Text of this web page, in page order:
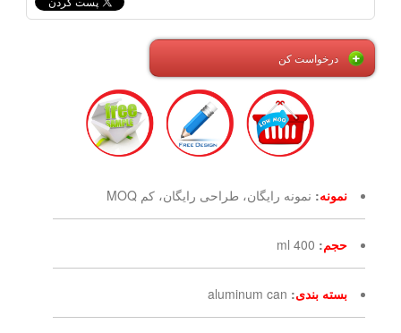
درخواست کن
نمونه: نمونه رایگان، طراحی رایگان، کم MOQ
حجم:
400 ml
بسته بندی:
aluminum can